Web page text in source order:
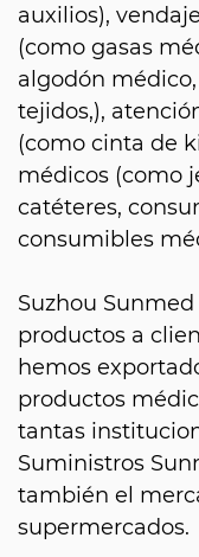
auxilios),
(como gasas
algodón
tejidos,),
(como cinta de
médicos (como
catéteres,
consumibles
Suzhou
productos a
hemos
productos
tantas
Suministros
también el
supermercados.